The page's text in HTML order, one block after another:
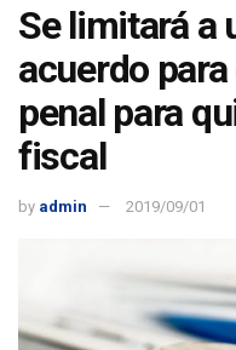
Se limitará a
acuerdo
penal para
fiscal
by admin 2019/09/01